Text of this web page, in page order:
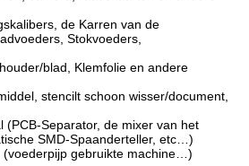
de Karren van de
Stokvoeders,
blad, Klemfolie en andere
stencilt schoon wisser/document,
(PCB-Separator, de mixer van het
SMD-Spaanderteller, etc…)
(voederpijp gebruikte machine…)